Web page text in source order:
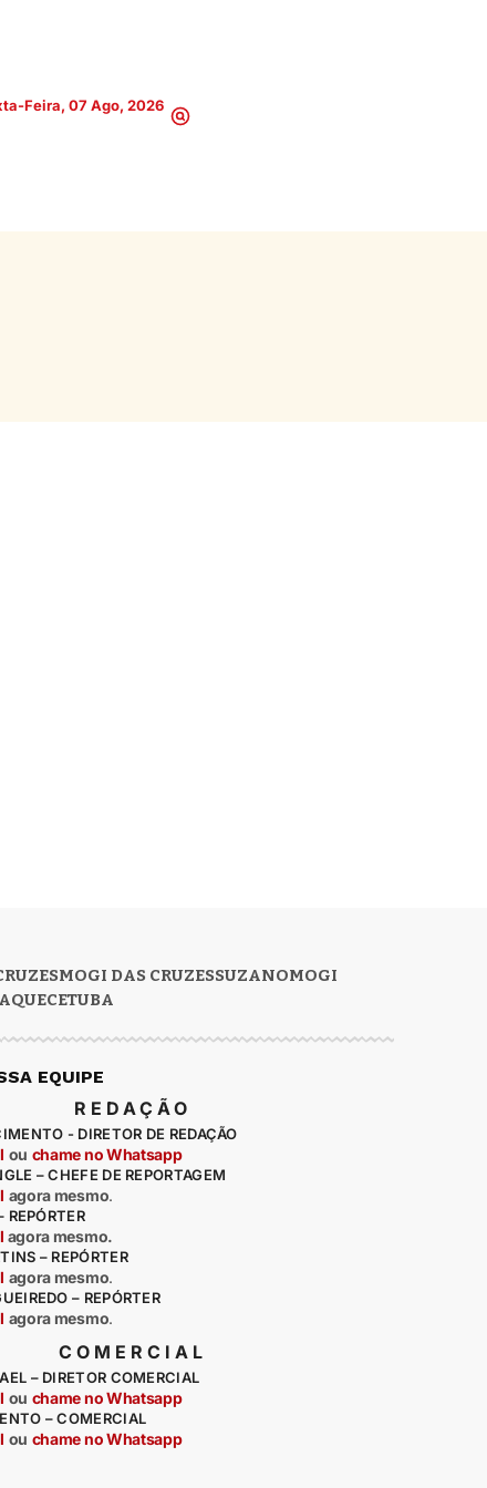
Feira, 07 Ago, 2026
MOGI DAS CRUZESSUZANOMOGI
EQUIPE
REDAÇÃO
- DIRETOR DE REDAÇÃO
ou chame no Whatsapp
– CHEFE DE REPORTAGEM
agora mesmo.
REPÓRTER
agora mesmo.
– REPÓRTER
agora mesmo.
– REPÓRTER
agora mesmo.
COMERCIAL
– DIRETOR COMERCIAL
ou chame no Whatsapp
– COMERCIAL
ou chame no Whatsapp